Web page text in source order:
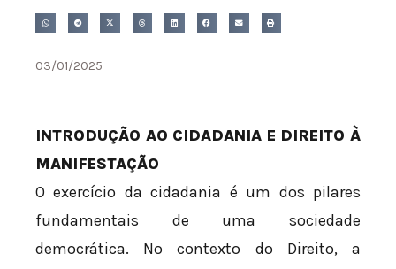
03/01/2025
INTRODUÇÃO AO CIDADANIA E DIREITO À
MANIFESTAÇÃO
O exercício da cidadania é um dos pilares
fundamentais de uma sociedade
democrática. No contexto do Direito, a